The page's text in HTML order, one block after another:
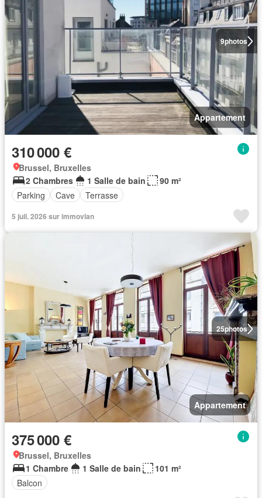
9photos
Appartement
310 000 €
Brussel, Bruxelles
2 Chambres
1 Salle de bain
90 m²
Parking
Cave Terrasse
5 juil. 2026 sur immovlan
25photos
Appartement
375 000 €
Brussel, Bruxelles
1 Chambre
1 Salle de bain
101 m²
Balcon